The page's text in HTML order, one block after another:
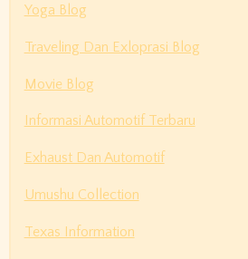
Yoga Blog
Traveling Dan Exloprasi Blog
Movie Blog
Informasi Automotif Terbaru
Exhaust Dan Automotif
Umushu Collection
Texas Information